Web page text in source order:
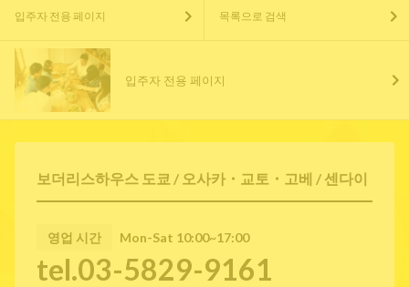
보더리스하우스 도쿄 / 오사카・교토・고베 / 센다이
영업 시간 Mon-Sat 10:00~17:00
tel.03-5829-9161
입주자 전용 페이지 목록으로 검색
입주자 전용 페이지